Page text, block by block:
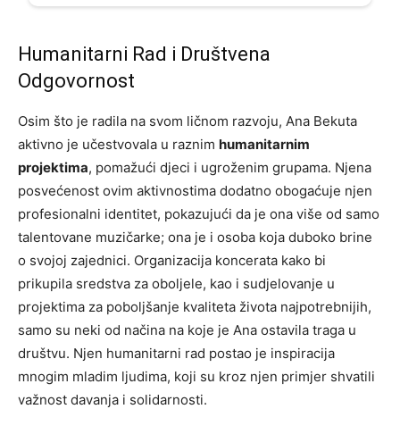
Humanitarni Rad i Društvena
Odgovornost
Osim što je radila na svom ličnom razvoju, Ana Bekuta
aktivno je učestvovala u raznim humanitarnim
projektima, pomažući djeci i ugroženim grupama. Njena
posvećenost ovim aktivnostima dodatno obogaćuje njen
profesionalni identitet, pokazujući da je ona više od samo
talentovane muzičarke; ona je i osoba koja duboko brine
o svojoj zajednici. Organizacija koncerata kako bi
prikupila sredstva za oboljele, kao i sudjelovanje u
projektima za poboljšanje kvaliteta života najpotrebnijih,
samo su neki od načina na koje je Ana ostavila traga u
društvu. Njen humanitarni rad postao je inspiracija
mnogim mladim ljudima, koji su kroz njen primjer shvatili
važnost davanja i solidarnosti.